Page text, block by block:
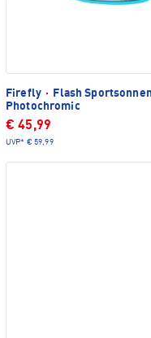
Firefly ·
Flash
Photochromic
€ 45,99
UVP* € 59,99